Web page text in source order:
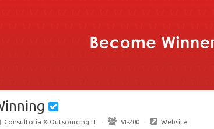
Consultoria & Outsourcing IT · 51-200 · Website